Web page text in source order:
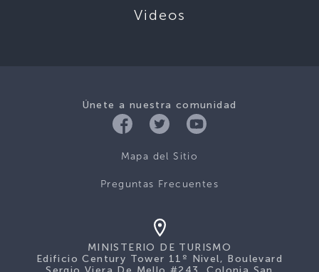
Videos
Únete a nuestra comunidad
Mapa del Sitio
Preguntas Frecuentes
MINISTERIO DE TURISMO
Edificio Century Tower 11º Nivel, Boulevard